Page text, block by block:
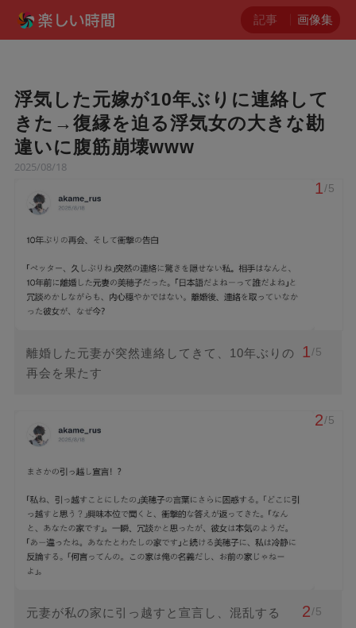
記事 画像集
浮気した元嫁が10年ぶりに連絡して
きた→復縁を迫る浮気女の大きな勘
違いに腹筋崩壊www
2025/08/18
1/5
離婚した元妻が突然連絡してきて、10年ぶりの
再会を果たす
1/5
2/5
元妻が私の家に引っ越すと宣言し、混乱する 2/5